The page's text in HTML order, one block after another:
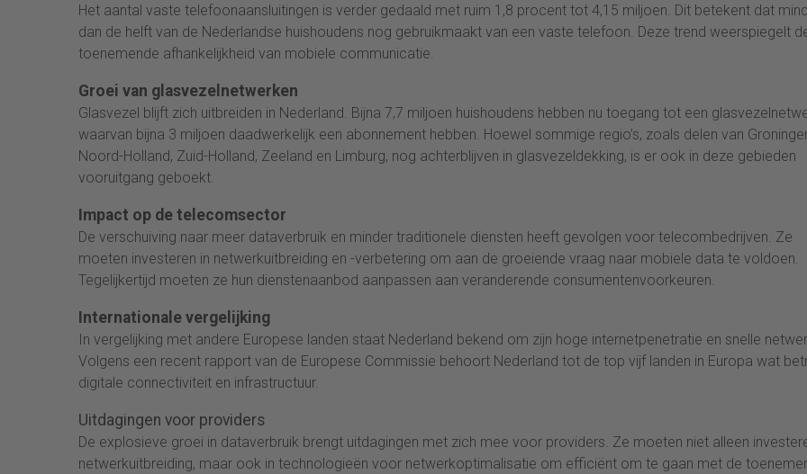
Het aantal vaste telefoonaansluitingen is verder gedaald met ruim 1,8 procent tot 4,15 miljoen. Dit betekent dat
dan de helft van de Nederlandse huishoudens nog gebruikmaakt van een vaste telefoon. Deze trend weerspiegelt
toenemende afhankelijkheid van mobiele communicatie.
Groei van glasvezelnetwerken
Glasvezel blijft zich uitbreiden in Nederland. Bijna 7,7 miljoen huishoudens hebben nu toegang tot een
waarvan bijna 3 miljoen daadwerkelijk een abonnement hebben. Hoewel sommige regio’s, zoals delen van
Noord-Holland, Zuid-Holland, Zeeland en Limburg, nog achterblijven in glasvezeldekking, is er ook in deze gebieden
vooruitgang geboekt.
Impact op de telecomsector
De verschuiving naar meer dataverbruik en minder traditionele diensten heeft gevolgen voor telecombedrijven. Ze
moeten investeren in netwerkuitbreiding en -verbetering om aan de groeiende vraag naar mobiele data te voldoen.
Tegelijkertijd moeten ze hun dienstenaanbod aanpassen aan veranderende consumentenvoorkeuren.
Internationale vergelijking
In vergelijking met andere Europese landen staat Nederland bekend om zijn hoge internetpenetratie en snelle
Volgens een recent rapport van de Europese Commissie behoort Nederland tot de top vijf landen in Europa wat
digitale connectiviteit en infrastructuur.
Uitdagingen voor providers
De explosieve groei in dataverbruik brengt uitdagingen met zich mee voor providers. Ze moeten niet alleen
netwerkuitbreiding, maar ook in technologieën voor netwerkoptimalisatie om efficiënt om te gaan met de